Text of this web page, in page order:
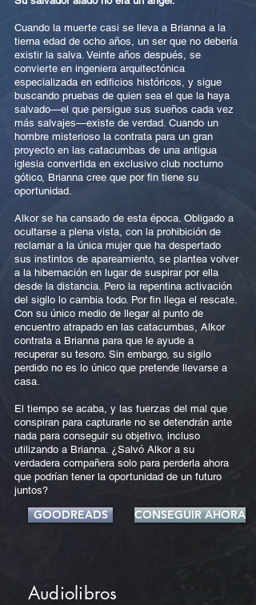
Cuando la muerte casi se lleva a Brianna a la
tierna edad de ocho años, un ser que no debería
existir la salva. Veinte años después, se
convierte en ingeniera arquitectónica
especializada en edificios históricos, y sigue
buscando pruebas de quien sea el que la haya
salvado—el que persigue sus sueños cada vez
más salvajes—existe de verdad. Cuando un
hombre misterioso la contrata para un gran
proyecto en las catacumbas de una antigua
iglesia convertida en exclusivo club nocturno
gótico, Brianna cree que por fin tiene su
oportunidad.
Alkor se ha cansado de esta época. Obligado a
ocultarse a plena vista, con la prohibición de
reclamar a la única mujer que ha despertado
sus instintos de apareamiento, se plantea volver
a la hibernación en lugar de suspirar por ella
desde la distancia. Pero la repentina activación
del sigilo lo cambia todo. Por fin llega el rescate.
Con su único medio de llegar al punto de
encuentro atrapado en las catacumbas, Alkor
contrata a Brianna para que le ayude a
recuperar su tesoro. Sin embargo, su sigilo
perdido no es lo único que pretende llevarse a
casa.
El tiempo se acaba, y las fuerzas del mal que
conspiran para capturarle no se detendrán ante
nada para conseguir su objetivo, incluso
utilizando a Brianna. ¿Salvó Alkor a su
verdadera compañera solo para perderla ahora
que podrían tener la oportunidad de un futuro
juntos?
GOODREADS CONSEGUIR AHORA
Audiolibros